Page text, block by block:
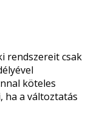
rendszereit csak
köteles
ha a változtatás